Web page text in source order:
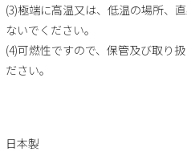
(3)極端に高温又は、低温の場所、
ないでください。
(4)可燃性ですので、保管及び取り
ださい。
日本製